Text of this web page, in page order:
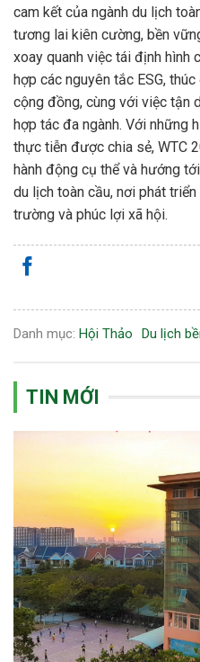
cam kết của ngành du lịch
tương lai kiên cường, bền
xoay quanh việc tái định hình
hợp các nguyên tắc ESG,
cộng đồng, cùng với việc tận
hợp tác đa ngành. Với những
thực tiễn được chia sẻ, WTC
hành động cụ thể và hướng
du lịch toàn cầu, nơi phát
trường và phúc lợi xã hội.
Danh mục: Hội Thảo Du lịch
TIN MỚI